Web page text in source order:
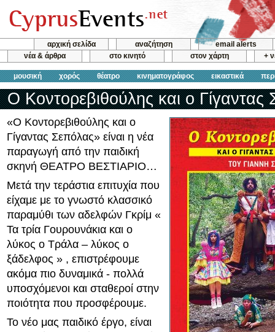
αρχική σελίδα αναζήτηση
email alerts
νέα & άρθρα
στο κινητό στον χάρτη +
μουσική χορός θέατρο κινηματογράφος εικαστικά
Ο Κοντορεβιθούλης και ο Γίγαντας
«Ο Κοντορεβιθούλης και ο
Γίγαντας Σεπόλας» είναι η νέα
παραγωγή από την παιδική
σκηνή ΘΕΑΤΡΟ ΒΕΣΤΙΑΡΙΟ…
Μετά την τεράστια επιτυχία που
είχαμε με το γνωστό κλασσικό
παραμύθι των αδελφών Γκρίμ «
Τα τρία Γουρουνάκια και ο
λύκος ο Τράλα – λύκος ο
ξάδελφος » , επιστρέφουμε
ακόμα πιο δυναμικά - πολλά
υποσχόμενοι και σταθεροί στην
ποιότητα που προσφέρουμε.
Το νέο μας παιδικό έργο, είναι